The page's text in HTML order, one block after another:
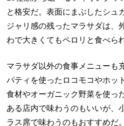
と格安だ。表面にまぶしたシュ
ジャリ感の残ったマラサダは、
わで大きくてもペロリと食べら
マラサダ以外の食事メニューも
パティを使ったロコモコやホッ
食材やオーガニック野菜を使っ
ある店内で味わうのもいいが、
ラス席で味わうのもおすすめだ。